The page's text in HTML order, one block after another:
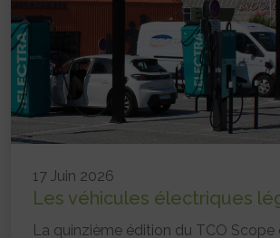
17 Juin 2026
Les véhicules électriques
La quinzième édition du TCO Scope